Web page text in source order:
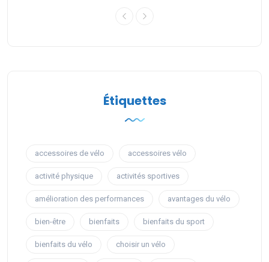
Étiquettes
accessoires de vélo accessoires vélo
activité physique activités sportives
amélioration des performances avantages du vélo
bien-être bienfaits bienfaits du sport
bienfaits du vélo choisir un vélo